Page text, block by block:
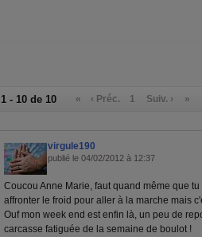
1 - 10 de 10 « ‹ Préc. 1 Suiv. › »
virgule190
publié le 04/02/2012 à 12:37
Coucou Anne Marie, faut quand même que
affronter le froid pour aller à la marche mais
Ouf mon week end est enfin là, un peu de
carcasse fatiguée de la semaine de boulot !